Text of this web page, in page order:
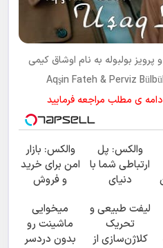
بولبوله به نام اوشاق کیمی
ی مطلب مراجعه فرمایید
والکس: پل
ارتباطی شما با
دنیای
دیجیتال
والکس: بازار
امن برای خرید
و فروش
دیجیتال
لیفت طبیعی و
تحریک
کلاژن‌سازی از
میخوایی
ماشینت رو
بدون دردسر